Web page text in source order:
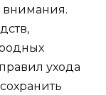
внимания.
ухода